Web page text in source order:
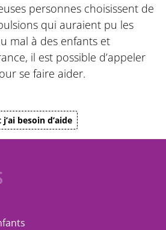
personnes choisissent de
qui auraient pu les
mal à des enfants et
il est possible d’appeler
se faire aider.
besoin d’aide